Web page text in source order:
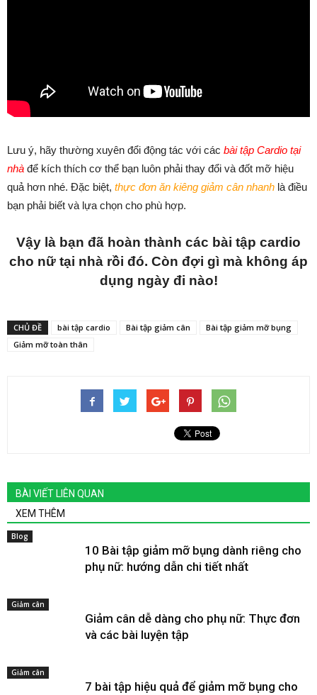
Lưu ý, hãy thường xuyên đổi động tác với các bài tập Cardio tại
nhà để kích thích cơ thể bạn luôn phải thay đổi và đốt mỡ hiệu
quả hơn nhé. Đặc biệt, thực đơn ăn kiêng giảm cân nhanh là điều
bạn phải biết và lựa chọn cho phù hợp.
Vậy là bạn đã hoàn thành các bài tập cardio
cho nữ tại nhà rồi đó. Còn đợi gì mà không áp
dụng ngày đi nào!
CHỦ ĐỀ bài tập cardio Bài tập giảm cân
Bài tập giảm mỡ bụng
Giảm mỡ toàn thân
BÀI VIẾT LIÊN QUAN
XEM THÊM
Blog
10 Bài tập giảm mỡ bụng dành riêng cho
phụ nữ: hướng dẫn chi tiết nhất
Giảm cân
Giảm cân dễ dàng cho phụ nữ: Thực đơn
và các bài luyện tập
Giảm cân
7 bài tập hiệu quả để giảm mỡ bụng cho